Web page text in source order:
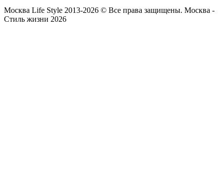
Москва Life Style 2013-2026 © Все права защищены. Москва -
Стиль жизни 2026